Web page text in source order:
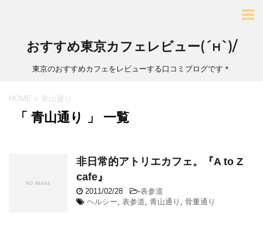
おすすめ東京カフェレビュー(´н`)/
東京のおすすめカフェをレビューする口コミブログです＊
HOME > 青山通り
「 青山通り 」 一覧
非日常的アトリエカフェ。『A to Z
cafe』
2011/02/28 -表参道
ヘルシー, 表参道, 青山通り , 骨董通り